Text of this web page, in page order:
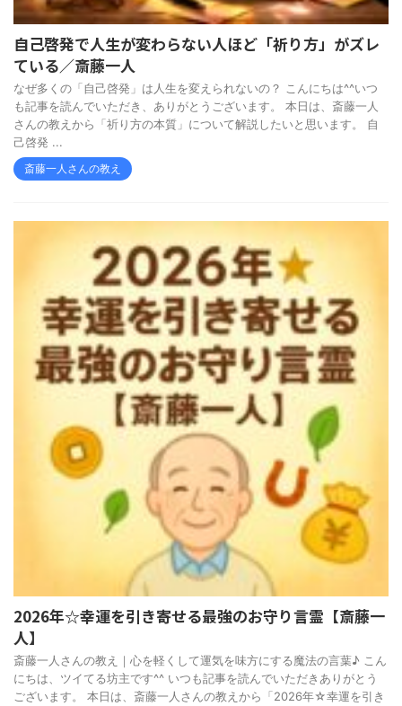
自己啓発で人生が変わらない人ほど「祈り方」がズレ
ている／斎藤一人
なぜ多くの「自己啓発」は人生を変えられないの？ こんにちは^^いつ
も記事を読んでいただき、ありがとうございます。 本日は、斎藤一人
さんの教えから「祈り方の本質」について解説したいと思います。 自
己啓発 ...
斎藤一人さんの教え
2026年☆幸運を引き寄せる最強のお守り言霊【斎藤一
人】
斎藤一人さんの教え｜心を軽くして運気を味方にする魔法の言葉♪ こん
にちは、ツイてる坊主です^^ いつも記事を読んでいただきありがとう
ございます。 本日は、斎藤一人さんの教えから「2026年☆幸運を引き